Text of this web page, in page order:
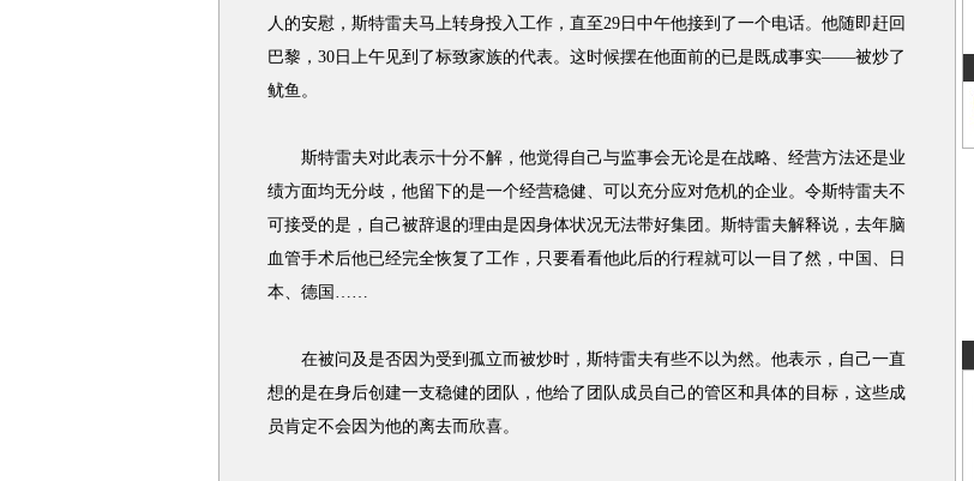
人的安慰，斯特雷夫马上转身投入工作，直至29日中午他接到了一个电话。他随即赶回
巴黎，30日上午见到了标致家族的代表。这时候摆在他面前的已是既成事实——被炒了
鱿鱼。
斯特雷夫对此表示十分不解，他觉得自己与监事会无论是在战略、经营方法还是业
绩方面均无分歧，他留下的是一个经营稳健、可以充分应对危机的企业。令斯特雷夫不
可接受的是，自己被辞退的理由是因身体状况无法带好集团。斯特雷夫解释说，去年脑
血管手术后他已经完全恢复了工作，只要看看他此后的行程就可以一目了然，中国、日
本、德国……
在被问及是否因为受到孤立而被炒时，斯特雷夫有些不以为然。他表示，自己一直
想的是在身后创建一支稳健的团队，他给了团队成员自己的管区和具体的目标，这些成
员肯定不会因为他的离去而欣喜。